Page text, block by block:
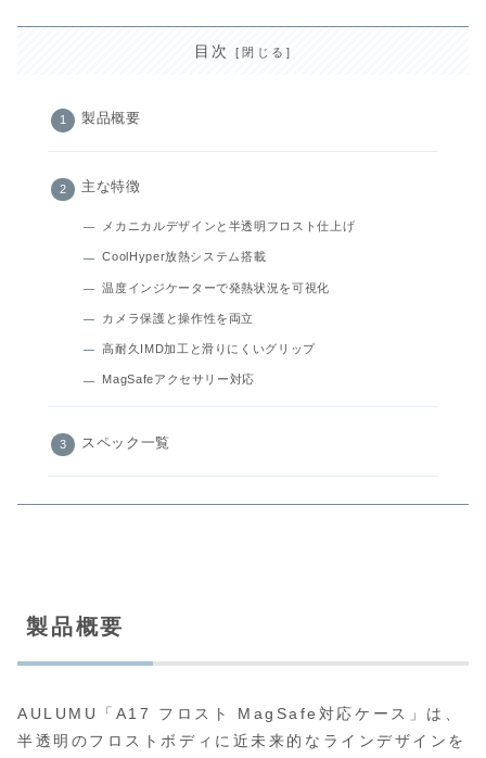
目次
製品概要
主な特徴
メカニカルデザインと半透明フロスト仕上げ
CoolHyper放熱システム搭載
温度インジケーターで発熱状況を可視化
カメラ保護と操作性を両立
高耐久IMD加工と滑りにくいグリップ
MagSafeアクセサリー対応
スペック一覧
製品概要
AULUMU「A17 フロスト MagSafe対応ケース」は、
半透明のフロストボディに近未来的なラインデザインを